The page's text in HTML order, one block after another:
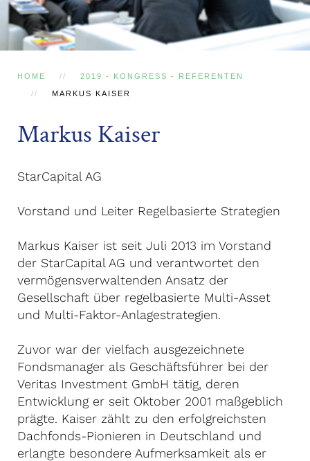
HOME 2019 - KONGRESS - REFERENTEN
MARKUS KAISER
Markus Kaiser
StarCapital AG
Vorstand und Leiter Regelbasierte Strategien
Markus Kaiser ist seit Juli 2013 im Vorstand
der StarCapital AG und verantwortet den
vermögensverwaltenden Ansatz der
Gesellschaft über regelbasierte Multi-Asset
und Multi-Faktor-Anlagestrategien.
Zuvor war der vielfach ausgezeichnete
Fondsmanager als Geschäftsführer bei der
Veritas Investment GmbH tätig, deren
Entwicklung er seit Oktober 2001 maßgeblich
prägte. Kaiser zählt zu den erfolgreichsten
Dachfonds-Pionieren in Deutschland und
erlangte besondere Aufmerksamkeit als er